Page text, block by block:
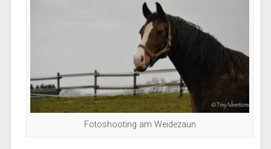
Fotoshooting am Weidezaun